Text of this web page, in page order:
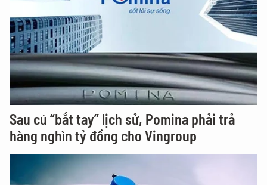
Sau cú “bắt tay” lịch sử, Pomina phải trả
hàng nghìn tỷ đồng cho Vingroup